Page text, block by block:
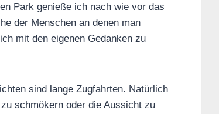
Park genieße ich nach wie vor das
der Menschen an denen man
mit den eigenen Gedanken zu
sind lange Zugfahrten. Natürlich
schmökern oder die Aussicht zu